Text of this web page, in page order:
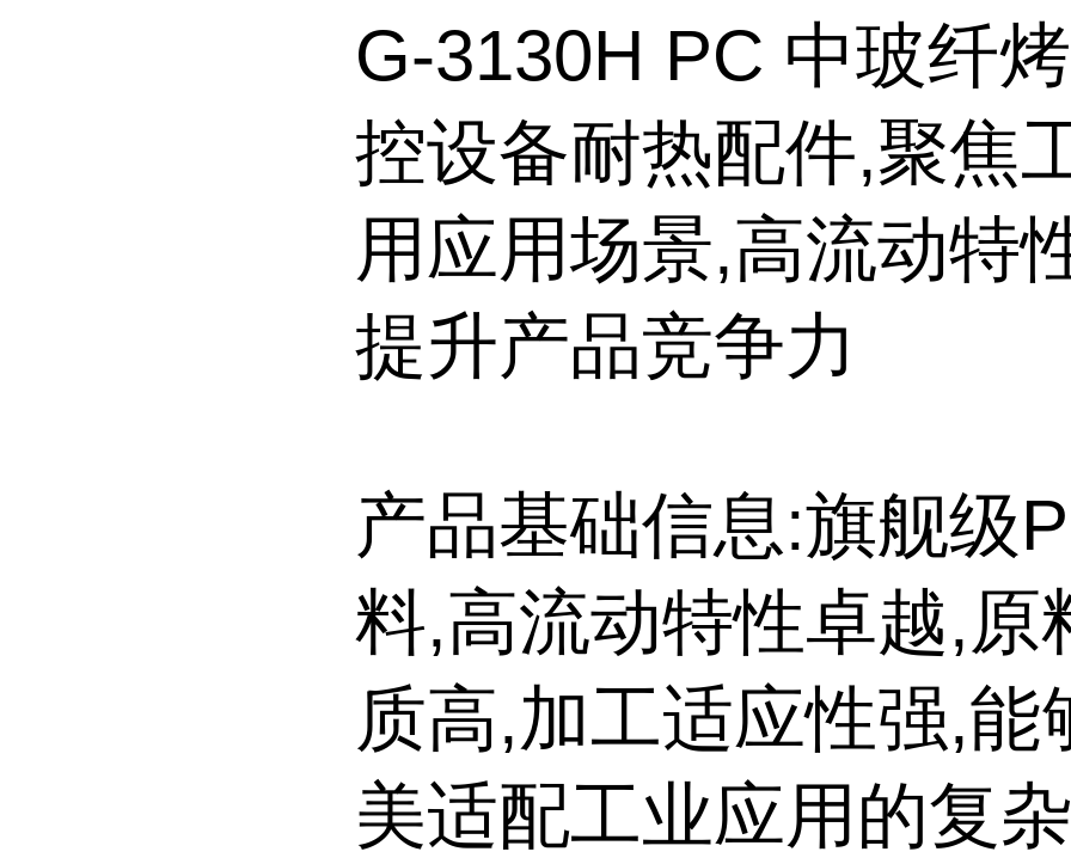
G-3130H PC 中玻纤
控设备耐热配件,聚焦
用应用场景,高流动特
提升产品竞争力
产品基础信息:旗舰级
料,高流动特性卓越,原
质高,加工适应性强,能
美适配工业应用的复